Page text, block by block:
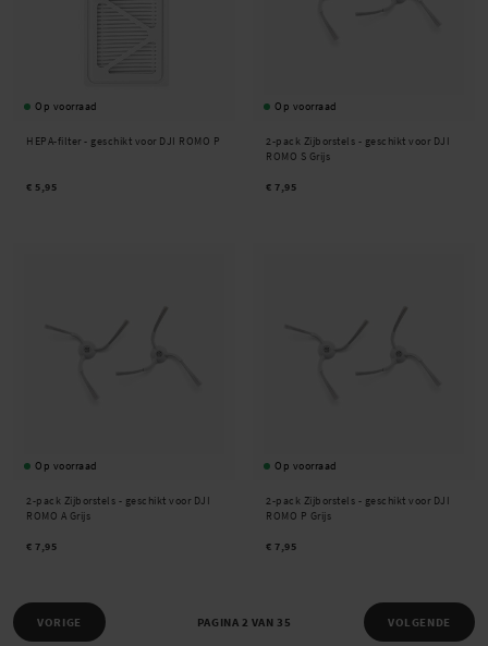
Op voorraad
HEPA-filter - geschikt voor DJI ROMO P
€ 5,95
Op voorraad
2-pack Zijborstels - geschikt voor DJI
ROMO S Grijs
€ 7,95
Op voorraad
2-pack Zijborstels - geschikt voor DJI
ROMO A Grijs
€ 7,95
Op voorraad
2-pack Zijborstels - geschikt voor DJI
ROMO P Grijs
€ 7,95
VORIGE PAGINA 2 VAN 35 VOLGENDE